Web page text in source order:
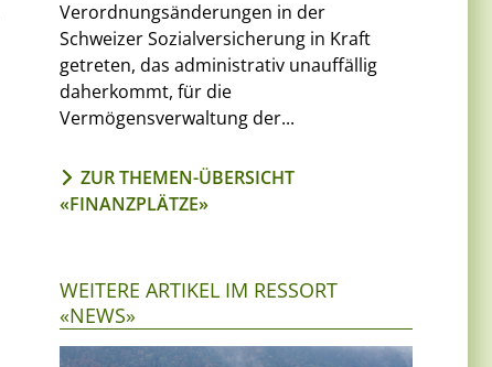
Verordnungsänderungen in der
Schweizer Sozialversicherung in Kraft
getreten, das administrativ unauffällig
daherkommt, für die
Vermögensverwaltung der...
ZUR THEMEN-ÜBERSICHT
«FINANZPLÄTZE»
WEITERE ARTIKEL IM RESSORT
«NEWS»